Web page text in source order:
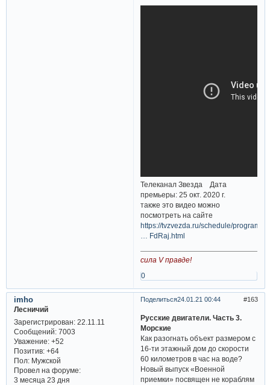
Телеканал Звезда Дата
премьеры: 25 окт. 2020 г.
также это видео можно
посмотреть на сайте
https://tvzvezda.ru/schedule/programs/2
… FdRaj.html
сила V правде!
0
Поделиться 163
24.01.21 00:44
imho
Лесничий
Зарегистрирован: 22.11.11
Сообщений:7003
Уважение: +52
Позитив: +64
Пол:Мужской
Провел на форуме:
3 месяца 23 дня
Русские двигатели. Часть 3.
Морские
Как разогнать объект размером с
16-ти этажный дом до скорости
60 километров в час на воде?
Новый выпуск «Военной
приемки» посвящен не кораблям